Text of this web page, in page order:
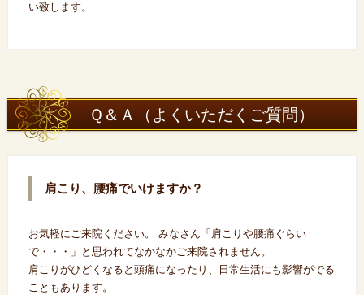
い致します。
Ｑ＆Ａ（よくいただくご質問）
肩こり、腰痛でいけますか？
お気軽にご来院ください。 みなさん「肩こりや腰痛ぐらい
で・・・」と思われてなかなかご来院されません。
肩こりがひどくなると頭痛になったり、日常生活にも影響がでる
こともあります。